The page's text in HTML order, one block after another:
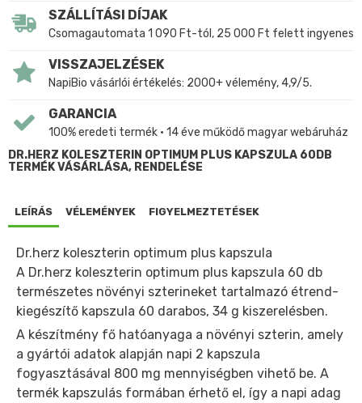
SZÁLLÍTÁSI DÍJAK
Csomagautomata 1 090 Ft-tól, 25 000 Ft felett ingyenes
VISSZAJELZÉSEK
NapiBio vásárlói értékelés: 2000+ vélemény, 4,9/5.
GARANCIA
100% eredeti termék • 14 éve működő magyar webáruház
DR.HERZ KOLESZTERIN OPTIMUM PLUS KAPSZULA 60DB
TERMÉK VÁSÁRLÁSA, RENDELÉSE
LEÍRÁS VÉLEMÉNYEK FIGYELMEZTETÉSEK
Dr.herz koleszterin optimum plus kapszula
A Dr.herz koleszterin optimum plus kapszula 60 db
természetes növényi szterineket tartalmazó étrend-
kiegészítő kapszula 60 darabos, 34 g kiszerelésben.
A készítmény fő hatóanyaga a növényi szterin, amely
a gyártói adatok alapján napi 2 kapszula
fogyasztásával 800 mg mennyiségben vihető be. A
termék kapszulás formában érhető el, így a napi adag